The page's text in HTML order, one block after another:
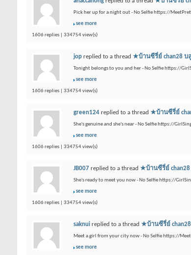
Pick her up for a night out - No Selfie https://
see more
1606 replies | 334754 view(s)
jop replied to a thread ★บ้านซีรี่ย์
Tonight belongs to you and her - No Selfie https://
see more
1606 replies | 334754 view(s)
green124 replied to a thread ★บ้านซีรี่ย์
She's genuine and she's near - No Selfie https://
see more
1606 replies | 334754 view(s)
JB007 replied to a thread ★บ้านซีรี่ย์
She's ready to meet you now - No Selfie https://
see more
1606 replies | 334754 view(s)
saknui replied to a thread ★บ้านซีรี่ย์
Meet a girl from your city now - No Selfie https://
see more